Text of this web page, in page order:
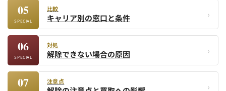
05
SPECIAL
比較
キャリア別の窓口と条件 ›
06
SPECIAL
対処
解除できない場合の原因 ›
07 注意点 ›